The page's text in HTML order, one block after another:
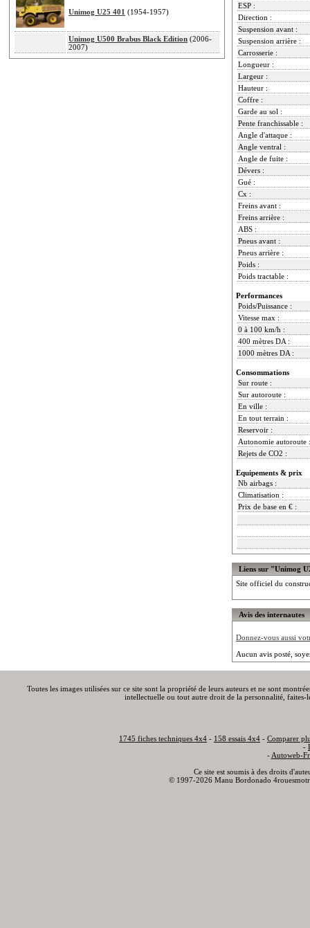
Unimog U25 401 (1954-1957)
Unimog U500 Brabus Black Edition (2006-
2007)
ESP :
Direction :
Suspension avant :
Suspension arrière :
Carrosserie :
Longueur :
Largeur :
Hauteur :
Coffre :
Garde au sol :
Pente franchissable :
Angle d'attaque :
Angle ventral :
Angle de fuite :
Dévers :
Gué :
Cx :
Freins avant :
Freins arrière :
ABS :
Pneus avant :
Pneus arrière :
Poids :
Poids tractable :
Performances
Poids/Puissance :
Vitesse max :
0 à 100 km/h :
400 mètres DA :
1000 mètres DA :
Consommations
Sur route :
Sur autoroute :
En ville :
En tout terrain :
Reservoir :
Autonomie autoroute :
Rejets de CO2 :
Equipements & prix
Nb airbags :
Climatisation :
Prix de base en € :
Liens sur "Unimog
Site officiel du
Avis des internautes
Donnez-vous aussi
Aucun avis posté,
Toutes les images utilisées sur ce site sont la propriété de leurs auteurs et ne sont
intellectuelle ou tout autre droit de la personnalité,
1745 fiches techniques 4x4 - 158 essais 4x4 - Comparer
-
- Autoweb-
Ce site est soumis à des droits
© 1997-2026 Manu Bordonado